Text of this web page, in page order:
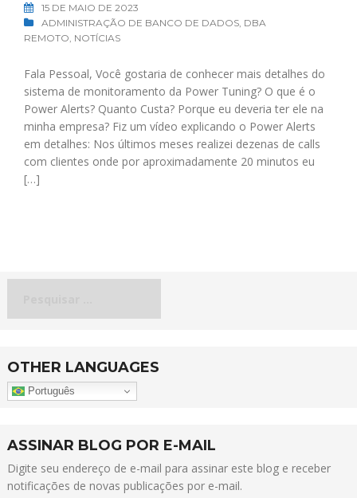
15 DE MAIO DE 2023
ADMINISTRAÇÃO DE BANCO DE DADOS, DBA
REMOTO, NOTÍCIAS
Fala Pessoal, Você gostaria de conhecer mais detalhes do
sistema de monitoramento da Power Tuning? O que é o
Power Alerts? Quanto Custa? Porque eu deveria ter ele na
minha empresa? Fiz um vídeo explicando o Power Alerts
em detalhes: Nos últimos meses realizei dezenas de calls
com clientes onde por aproximadamente 20 minutos eu
[…]
OTHER LANGUAGES
Português
ASSINAR BLOG POR E-MAIL
Digite seu endereço de e-mail para assinar este blog e receber
notificações de novas publicações por e-mail.